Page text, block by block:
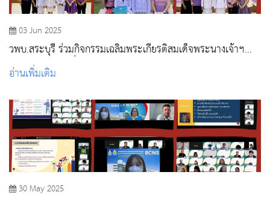
03 Jun 2025
วพบ.สระบุรี ร่วมกิจกรรมเฉลิมพระเกียรติสมเด็จพระนางเจ้าฯ
พระบรมราชินี เนื่องในโอกาสวันเฉลิมพระชนมพรรษา 3 มิถุนายน
2568
อ่านเพิ่มเติม
30 May 2025